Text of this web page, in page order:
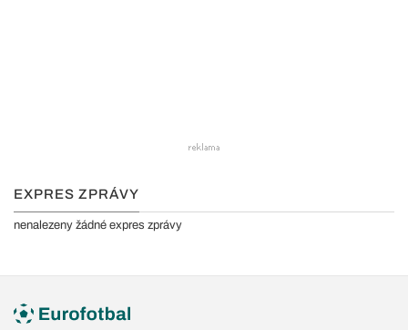
EXPRES ZPRÁVY
nenalezeny žádné expres zprávy